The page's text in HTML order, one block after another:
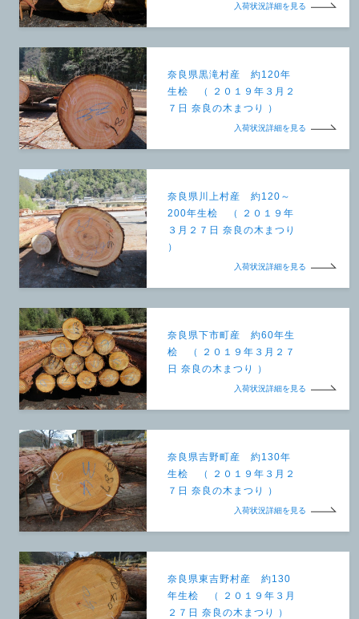
入荷状況詳細を見る
奈良県黒滝村産 約120年
生桧 （ ２０１９年３月２
７日 奈良の木まつり ）
入荷状況詳細を見る
奈良県川上村産 約120～
200年生桧 （ ２０１９年
３月２７日 奈良の木まつり
）
入荷状況詳細を見る
奈良県下市町産 約60年生
桧 （ ２０１９年３月２７
日 奈良の木まつり ）
入荷状況詳細を見る
奈良県吉野町産 約130年
生桧 （ ２０１９年３月２
７日 奈良の木まつり ）
入荷状況詳細を見る
奈良県東吉野村産 約130
年生桧 （ ２０１９年３月
２７日 奈良の木まつり ）